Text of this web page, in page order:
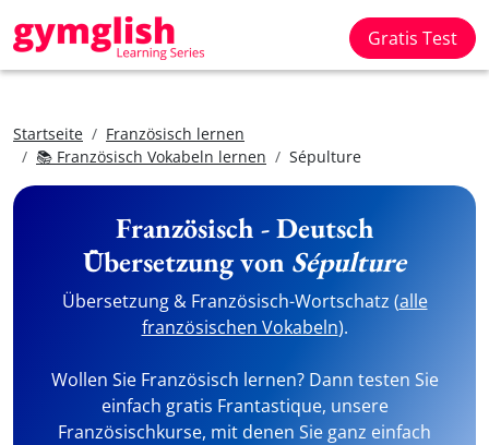
Gratis Test
Startseite
Französisch lernen
📚 Französisch Vokabeln lernen
Sépulture
Französisch - Deutsch
Übersetzung von Sépulture
Übersetzung & Französisch-Wortschatz (alle
französischen Vokabeln).
Wollen Sie Französisch lernen? Dann testen Sie
einfach gratis Frantastique, unsere
Französischkurse, mit denen Sie ganz einfach